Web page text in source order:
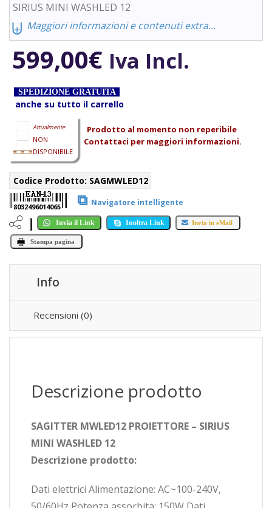
SIRIUS MINI WASHLED 12
⨄ Maggiori informazioni e contenuti extra...
599,00€ Iva Incl.
SPEDIZIONE GRATUITA
anche su tutto il carrello
Attualmente
NON
DISPONIBILE
Prodotto al momento non reperibile
Contattaci per maggiori informazioni.
Codice Prodotto: SAGMWLED12
8032496014065 ⧉ Navigatore intelligente
Invia il Link Inoltra Link Invia in eMail
Stampa pagina
Info
Recensioni (0)
Descrizione prodotto
SAGITTER MWLED12 PROIETTORE – SIRIUS
MINI WASHLED 12
Descrizione prodotto:
Dati elettrici Alimentazione: AC~100-240V,